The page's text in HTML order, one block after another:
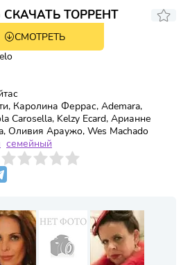
ТОРРЕНТ
СМОТРЕТЬ
Каролина Феррас, Ademara,
Carosella, Kelzy Ecard, Арианне
Оливия Араужо, Wes Machado
семейный